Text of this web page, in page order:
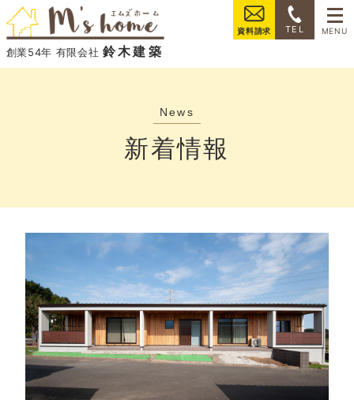
創業54年 有限会社 鈴木建築
TEL
資料請求
新着情報